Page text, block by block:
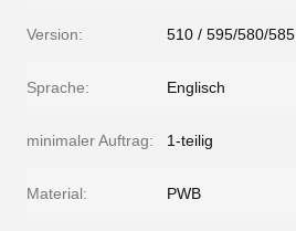
Version: 510 / 595/580/585
Sprache: Englisch
minimaler Auftrag: 1-teilig
Material: PWB